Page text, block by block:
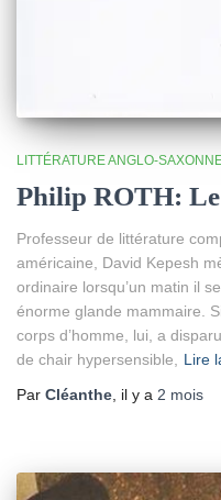
LITTÉRATURE ANGLO-
Philip ROTH: Le
Professeur de littérature
américaine, David Kepesh
ordinaire lorsqu’un matin il
énorme glande mammaire.
corps d’homme, lui, a
de chair hypersensible,
Lire
Par Cléanthe , il y a 2 mois